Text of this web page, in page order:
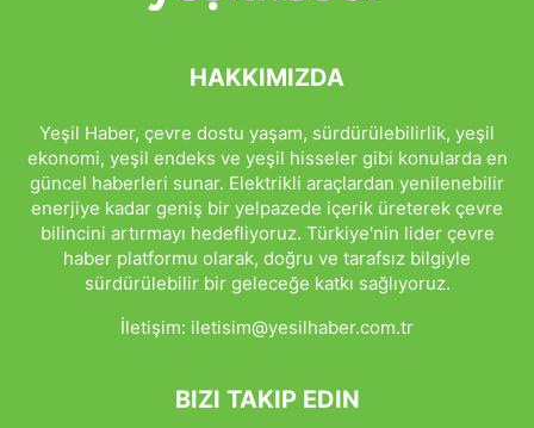
HAKKIMIZDA
Yeşil Haber, çevre dostu yaşam, sürdürülebilirlik, yeşil
ekonomi, yeşil endeks ve yeşil hisseler gibi konularda en
güncel haberleri sunar. Elektrikli araçlardan yenilenebilir
enerjiye kadar geniş bir yelpazede içerik üreterek çevre
bilincini artırmayı hedefliyoruz. Türkiye'nin lider çevre
haber platformu olarak, doğru ve tarafsız bilgiyle
sürdürülebilir bir geleceğe katkı sağlıyoruz.
İletişim: iletisim@yesilhaber.com.tr
BIZI TAKIP EDIN